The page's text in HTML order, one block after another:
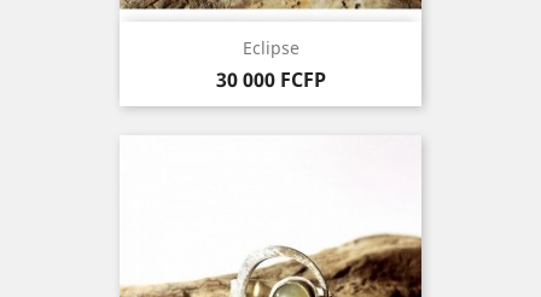
Eclipse
Prix
30 000 FCFP